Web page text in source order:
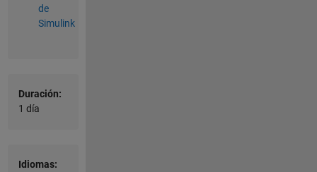
de
Simulink
Duración:
1 día
Idiomas: